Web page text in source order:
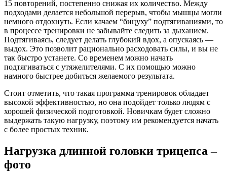
15 повторений, постепенно снижая их количество. Между
подходами делается небольшой перерыв, чтобы мышцы могли
немного отдохнуть. Если качаем “бицуху” подтягиваниями, то
в процессе тренировки не забывайте следить за дыханием.
Подтягиваясь, следует делать глубокий вдох, а опускаясь —
выдох. Это позволит рационально расходовать силы, и вы не
так быстро устанете. Со временем можно начать
подтягиваться с утяжелителями. С их помощью можно
намного быстрее добиться желаемого результата.
Стоит отметить, что такая программа тренировок обладает
высокой эффективностью, но она подойдет только людям с
хорошей физической подготовкой. Новичкам будет сложно
выдержать такую нагрузку, поэтому им рекомендуется начать
с более простых техник.
Нагрузка длинной головки трицепса –
фото